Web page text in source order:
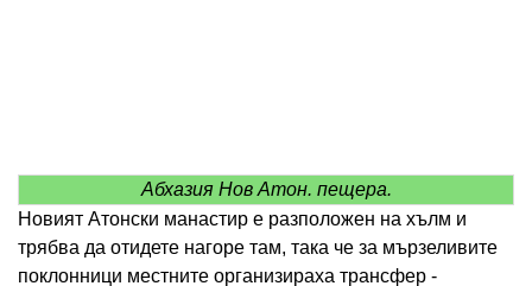
Абхазия Нов Атон. пещера.
Новият Атонски манастир е разположен на хълм и
трябва да отидете нагоре там, така че за мързеливите
поклонници местните организираха трансфер -